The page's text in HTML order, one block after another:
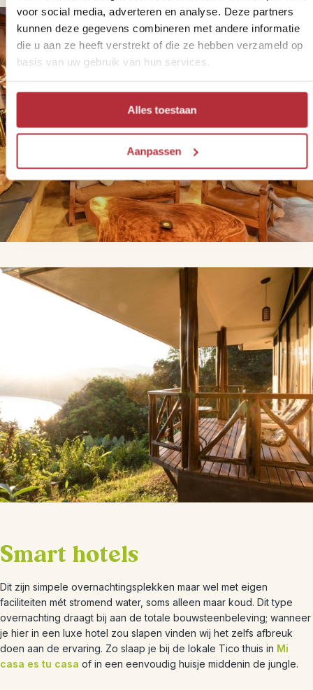
voor social media, adverteren en analyse. Deze partners
kunnen deze gegevens combineren met andere informatie
die u aan ze heeft verstrekt of die ze hebben verzameld op
basis van uw gebruik van hun services.
Alles toestaan
Aanpassen
Smart hotels
Dit zijn simpele overnachtingsplekken maar wel met eigen
faciliteiten mét stromend water, soms alleen maar koud. Dit type
overnachting draagt bij aan de totale bouwsteenbeleving; wanneer
je hier in een luxe hotel zou slapen vinden wij het zelfs afbreuk
doen aan de ervaring. Zo slaap je bij de lokale Tico thuis in Mi
casa es tu casa of in een eenvoudig huisje middenin de jungle.